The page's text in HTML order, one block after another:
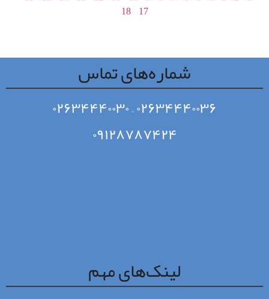
17
18
شماره‌های تماس
۰۲۶۳۴۴۴۰۰۳۶–۰۲۶۳۴۴۴۰۰۳۰
۰۹۱۲۸۷۸۷۴۲۴
لینک‌های مهم